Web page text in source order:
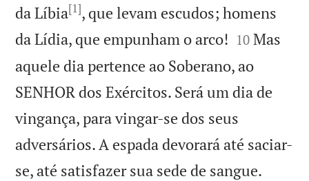
da Líbia[1], que levam escudos; homens
da Lídia, que empunham o arco! 

10 Mas
aquele dia pertence ao Soberano, ao
SENHOR dos Exércitos. Será um dia de
vingança, para vingar-se dos seus
adversários. A espada devorará até saciar-
se, até satisfazer sua sede de sangue.